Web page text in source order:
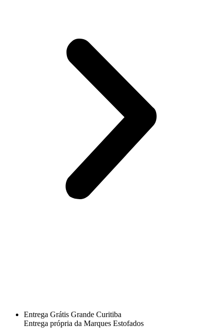
Entrega Grátis Grande Curitiba
Entrega própria da Marques Estofados